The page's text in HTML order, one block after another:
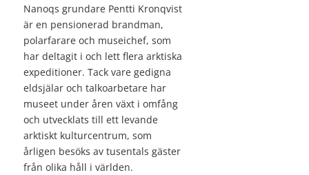
Nanoqs grundare Pentti Kronqvist
är en pensionerad brandman,
polarfarare och museichef, som
har deltagit i och lett flera arktiska
expeditioner. Tack vare gedigna
eldsjälar och talkoarbetare har
museet under åren växt i omfång
och utvecklats till ett levande
arktiskt kulturcentrum, som
årligen besöks av tusentals gäster
från olika håll i världen.